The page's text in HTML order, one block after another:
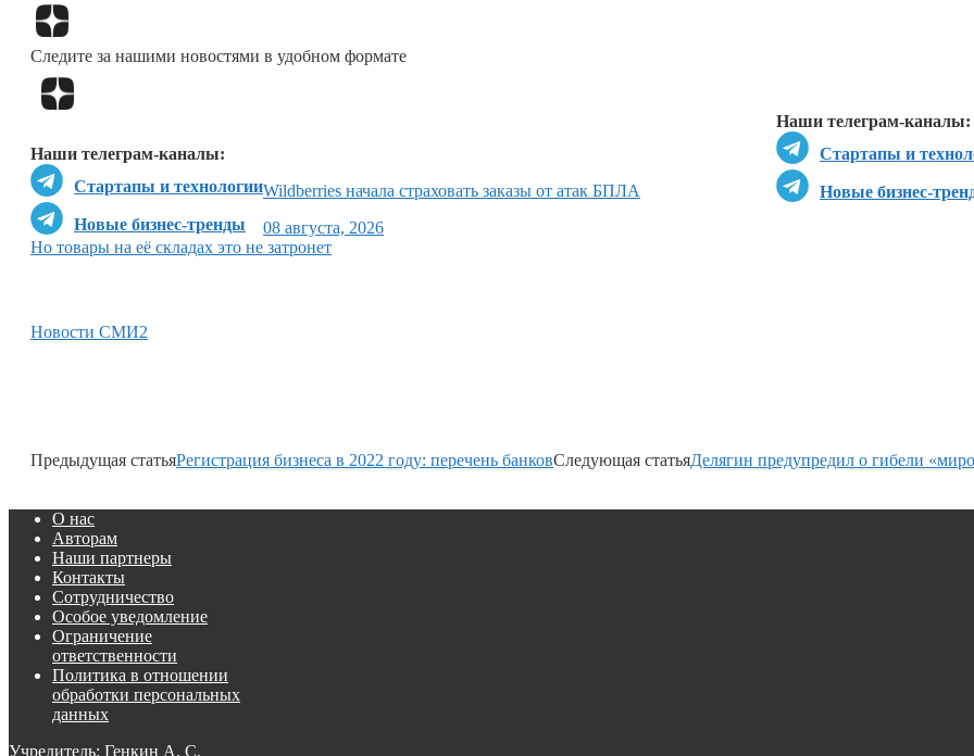
Следите за нашими новостями в удобном формате
Наши телеграм-каналы:
Стартапы и
Новые бизнес-
Наши телеграм-каналы:
Стартапы и технологии
Новые бизнес-тренды
Wildberries начала страховать заказы от атак БПЛА
08 августа, 2026
Но товары на её складах это не затронет
Новости СМИ2
Предыдущая статьяРегистрация бизнеса в 2022 году: перечень банковСледующая статьяДелягин предупредил о гибели
О нас
Авторам
Наши партнеры
Контакты
Сотрудничество
Особое уведомление
Ограничение
ответственности
Политика в отношении
обработки персональных
данных
Учредитель: Генкин А. С.